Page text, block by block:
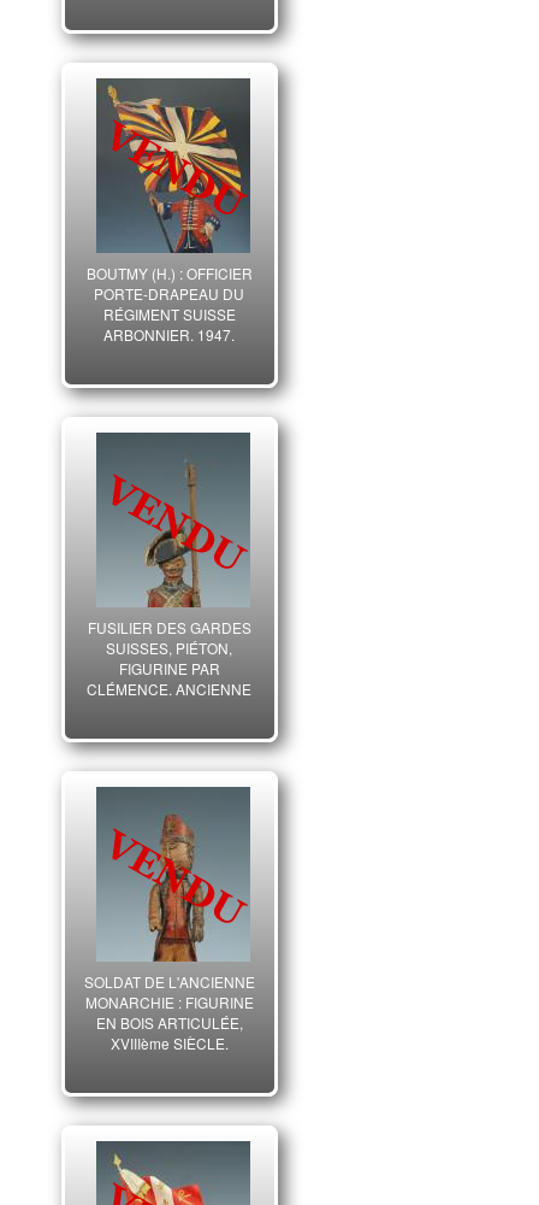
BOUTMY (H.) : OFFICIER
PORTE-DRAPEAU DU
RÉGIMENT SUISSE
ARBONNIER, 1947.
FUSILIER DES GARDES
SUISSES, PIÉTON,
FIGURINE PAR
CLÉMENCE, ANCIENNE
SOLDAT DE L'ANCIENNE
MONARCHIE : FIGURINE
EN BOIS ARTICULÉE,
XVIIIème SIÈCLE.